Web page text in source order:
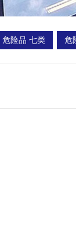
危险品 七类 危